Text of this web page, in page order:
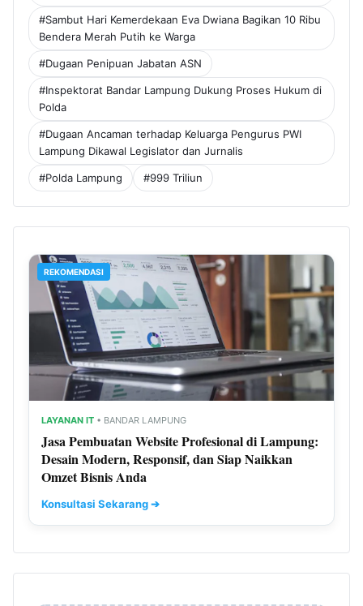
#Sambut Hari Kemerdekaan Eva Dwiana Bagikan 10 Ribu
Bendera Merah Putih ke Warga
#Dugaan Penipuan Jabatan ASN
#Inspektorat Bandar Lampung Dukung Proses Hukum di
Polda
#Dugaan Ancaman terhadap Keluarga Pengurus PWI
Lampung Dikawal Legislator dan Jurnalis
#Polda Lampung #999 Triliun
REKOMENDASI
LAYANAN IT • BANDAR LAMPUNG
Jasa Pembuatan Website Profesional di Lampung:
Desain Modern, Responsif, dan Siap Naikkan
Omzet Bisnis Anda
Konsultasi Sekarang ➔